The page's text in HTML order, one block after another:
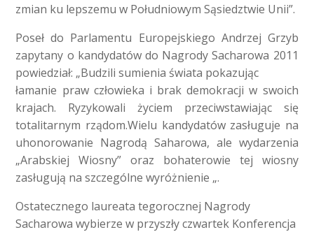
zmian ku lepszemu w Południowym Sąsiedztwie Unii”.
Poseł do Parlamentu Europejskiego Andrzej Grzyb
zapytany o kandydatów do Nagrody Sacharowa 2011
powiedział: „Budzili sumienia świata pokazując
łamanie praw człowieka i brak demokracji w swoich
krajach. Ryzykowali życiem przeciwstawiając się
totalitarnym rządom.Wielu kandydatów zasługuje na
uhonorowanie Nagrodą Saharowa, ale wydarzenia
„Arabskiej Wiosny” oraz bohaterowie tej wiosny
zasługują na szczególne wyróżnienie „.
Ostatecznego laureata tegorocznej Nagrody
Sacharowa wybierze w przyszły czwartek Konferencja